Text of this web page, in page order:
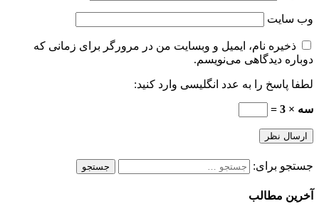
وب‌ سایت
ذخیره نام، ایمیل و وبسایت من در مرورگر برای زمانی که
دوباره دیدگاهی می‌نویسم.
لطفا پاسخ را به عدد انگلیسی وارد کنید:
سه × 3 =
جستجو برای:
آخرین مطالب